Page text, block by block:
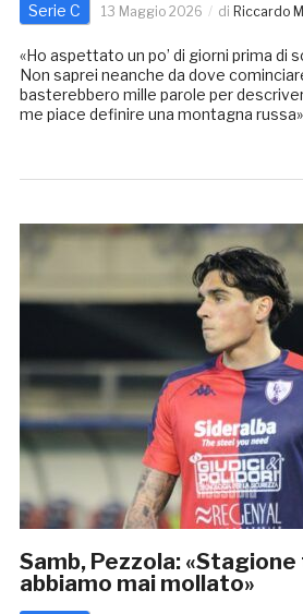
Serie C 13 Maggio 2026 di Riccardo
«Ho aspettato un po’ di giorni prima di
Non saprei neanche da dove
basterebbero mille parole per
me piace definire una montagna
Samb, Pezzola:
abbiamo mai mollato»